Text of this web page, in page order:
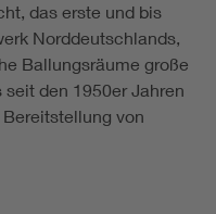
das erste und bis
Norddeutschlands,
Ballungsräume große
den 1950er Jahren
von